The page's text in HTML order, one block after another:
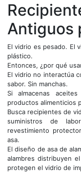
Antiguos
El vidrio es pesado. El
plástico.
Entonces, ¿por qué
El vidrio no interactúa
sabor. Sin manchas.
Si almacenas
productos alimenticios
Busca recipientes de
suministros de
revestimiento
asa.
El diseño de asa de
alambres distribuyen
protegen el vidrio de